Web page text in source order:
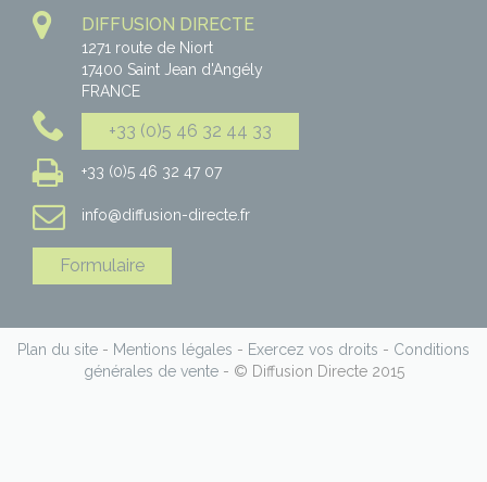
DIFFUSION DIRECTE
1271 route de Niort
17400 Saint Jean d'Angély
FRANCE
+33 (0)5 46 32 44 33
+33 (0)5 46 32 47 07
info@diffusion-directe.fr
Formulaire
Plan du site - Mentions légales - Exercez vos droits - Conditions
générales de vente- © Diffusion Directe 2015